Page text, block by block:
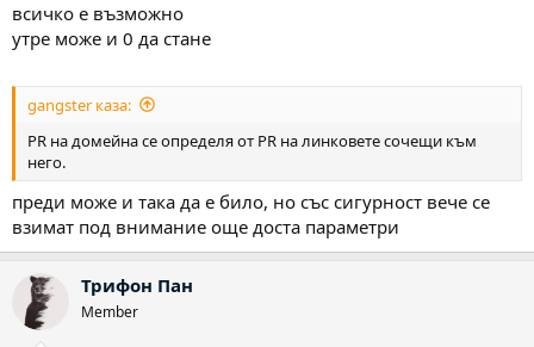
всичко е възможно
утре може и 0 да стане
gangster каза:
PR на домейна се определя от PR на линковете сочещи към
него.
преди може и така да е било, но със сигурност вече се
взимат под внимание още доста параметри
Трифон Пан
Member